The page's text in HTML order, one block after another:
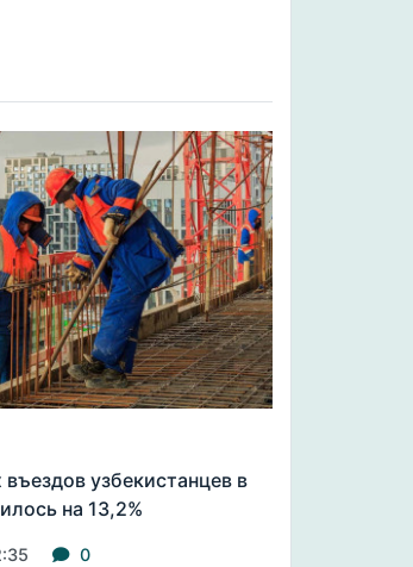
узбекистанцев в
на 13,2%
0